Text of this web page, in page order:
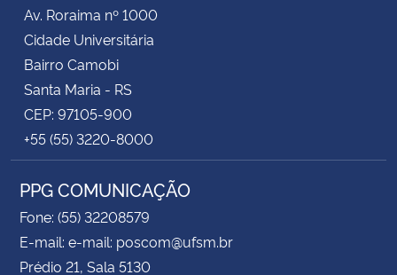
Av. Roraima nº 1000
Cidade Universitária
Bairro Camobi
Santa Maria - RS
CEP: 97105-900
+55 (55) 3220-8000
PPG COMUNICAÇÃO
Fone: (55) 32208579
E-mail: e-mail: poscom@ufsm.br
Prédio 21, Sala 5130